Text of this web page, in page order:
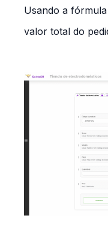
Usando a fórmula
valor total do